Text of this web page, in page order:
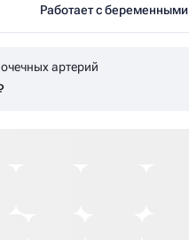
Работает с беременными
артерий